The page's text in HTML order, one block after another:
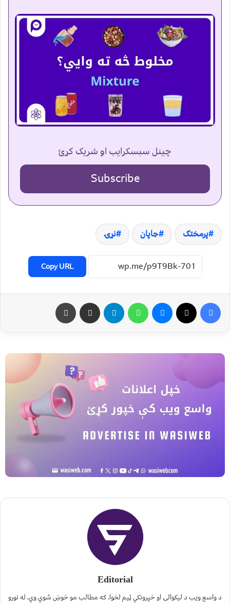
چینل سبسکرایب او شریک کړئ
Subscribe
پرمختګ جاپان نړۍ
Copy URL
Editorial
د واسع ویب د لیکوالۍ او خپرونکي ټیم لخوا. که مطالب مو خوښ شوي وي، له نورو